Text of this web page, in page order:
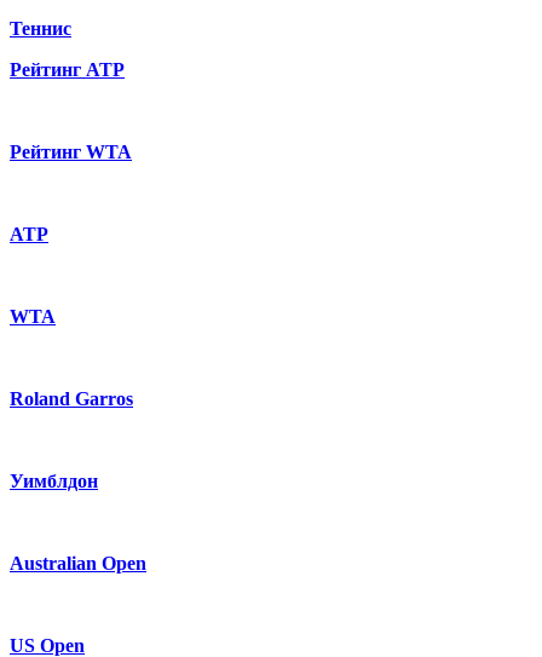
Теннис
Рейтинг ATP
Рейтинг WTA
ATP
WTA
Roland Garros
Уимблдон
Australian Open
US Open